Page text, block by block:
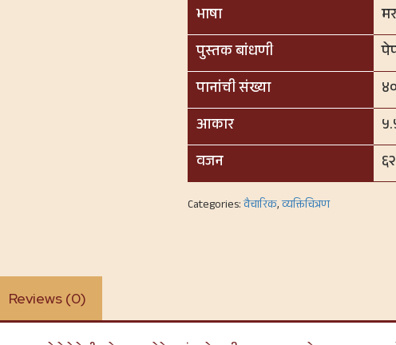
भाषा
पुस्तक बांधणी
पानांची संख्या
४०
आकार
वजन
Categories:वैचारिक,व्यक्तिचित्रण
Reviews (0)